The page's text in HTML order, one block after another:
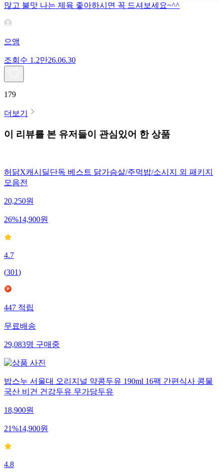
많고 불맛 나는 제육 좋아하시면 꼭 드셔보세요~^^
으앵
조회수 1.2만26.06.30
179
더보기
이 리뷰를 본 유저들이 관심있어 한 상품
허닭X캐시딜단독 베스트 닭가슴살/주먹밥/소시지 외 패키지
모음전
20,250원
26%14,900원
4.7
(301)
447 적립
무료배송
29,083명 구매중
밥스누 서울대 오리지널 약콩두유 190ml 16팩 간편식사 콩물
국산 비건 건강두유 무가당두유
18,900원
21%14,900원
4.8